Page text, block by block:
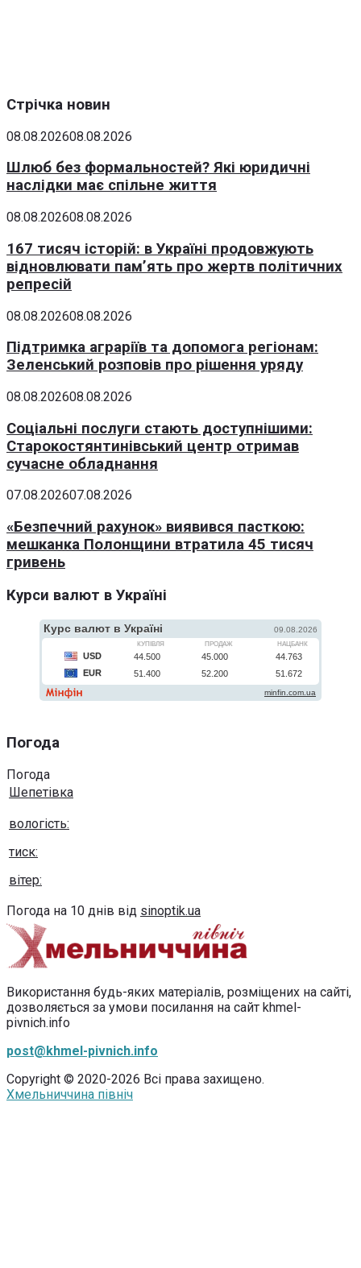
Стрічка новин
08.08.202608.08.2026
Шлюб без формальностей? Які юридичні
наслідки має спільне життя
08.08.202608.08.2026
167 тисяч історій: в Україні продовжують
відновлювати пам’ять про жертв політичних
репресій
08.08.202608.08.2026
Підтримка аграріїв та допомога регіонам:
Зеленський розповів про рішення уряду
08.08.202608.08.2026
Соціальні послуги стають доступнішими:
Старокостянтинівський центр отримав
сучасне обладнання
07.08.202607.08.2026
«Безпечний рахунок» виявився пасткою:
мешканка Полонщини втратила 45 тисяч
гривень
Курси валют в Україні
Погода
Погода
Шепетівка
вологість:
тиск:
вітер:
Погода на 10 днів від sinoptik.ua
Використання будь-яких матеріалів, розміщених на сайті,
дозволяється за умови посилання на сайт khmel-
pivnich.info
post@khmel-pivnich.info
Copyright © 2020-2026 Всі права захищено.
Хмельниччина північ